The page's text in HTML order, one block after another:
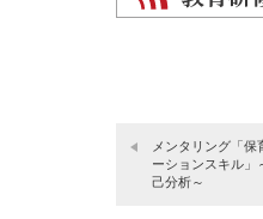
メンタリング「
ーションスキル」
己分析～